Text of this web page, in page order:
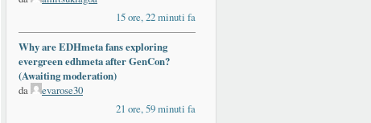
15 ore, 22 minuti fa
Why are EDHmeta fans exploring
evergreen edhmeta after GenCon?
(Awaiting moderation)
da
evarose30
21 ore, 59 minuti fa